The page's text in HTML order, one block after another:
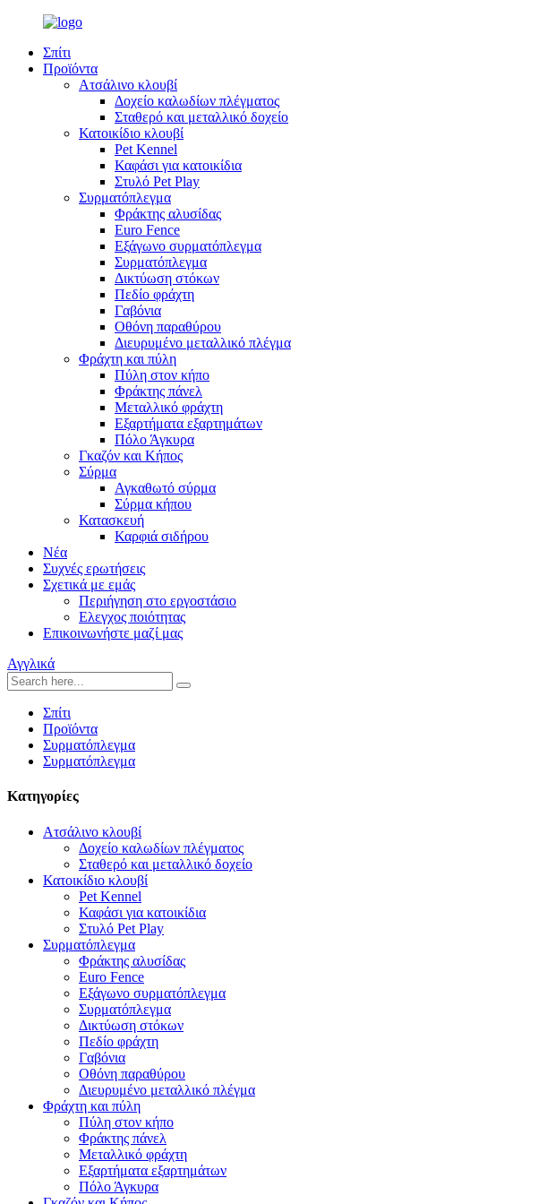
Σπίτι
Προϊόντα
Ατσάλινο κλουβί
Δοχείο καλωδίων πλέγματος
Σταθερό και μεταλλικό δοχείο
Κατοικίδιο κλουβί
Pet Kennel
Καφάσι για κατοικίδια
Στυλό Pet Play
Συρματόπλεγμα
Φράκτης αλυσίδας
Euro Fence
Εξάγωνο συρματόπλεγμα
Συρματόπλεγμα
Δικτύωση στόκων
Πεδίο φράχτη
Γαβόνια
Οθόνη παραθύρου
Διευρυμένο μεταλλικό πλέγμα
Φράχτη και πύλη
Πύλη στον κήπο
Φράκτης πάνελ
Μεταλλικό φράχτη
Εξαρτήματα εξαρτημάτων
Πόλο Άγκυρα
Γκαζόν και Κήπος
Σύρμα
Αγκαθωτό σύρμα
Σύρμα κήπου
Κατασκευή
Καρφιά σιδήρου
Νέα
Συχνές ερωτήσεις
Σχετικά με εμάς
Περιήγηση στο εργοστάσιο
Ελεγχος ποιότητας
Επικοινωνήστε μαζί μας
Αγγλικά
Σπίτι
Προϊόντα
Συρματόπλεγμα
Συρματόπλεγμα
Κατηγορίες
Ατσάλινο κλουβί
Δοχείο καλωδίων πλέγματος
Σταθερό και μεταλλικό δοχείο
Κατοικίδιο κλουβί
Pet Kennel
Καφάσι για κατοικίδια
Στυλό Pet Play
Συρματόπλεγμα
Φράκτης αλυσίδας
Euro Fence
Εξάγωνο συρματόπλεγμα
Συρματόπλεγμα
Δικτύωση στόκων
Πεδίο φράχτη
Γαβόνια
Οθόνη παραθύρου
Διευρυμένο μεταλλικό πλέγμα
Φράχτη και πύλη
Πύλη στον κήπο
Φράκτης πάνελ
Μεταλλικό φράχτη
Εξαρτήματα εξαρτημάτων
Πόλο Άγκυρα